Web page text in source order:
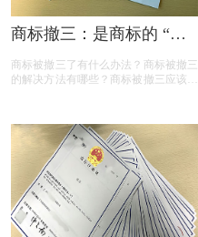
商标撤三：是商标的 “夺
商标被撤三了有什么办法？商标被撤三
的解决方法有哪些？商标被撤三应该如